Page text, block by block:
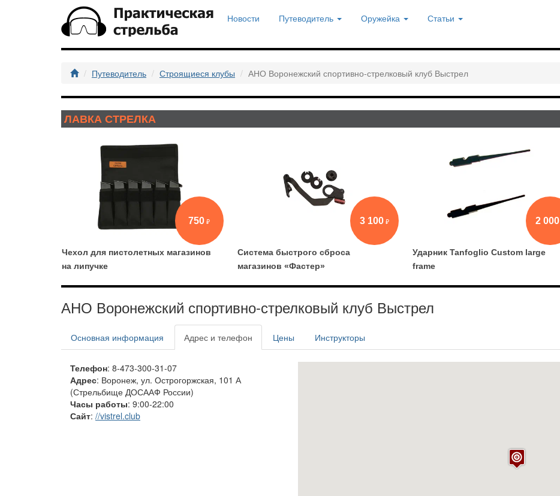
Новости Путеводитель Оружейка Статьи
Путеводитель Строящиеся клубы АНО Воронежский спортивно-стрелковый клуб Выстрел
ЛАВКА СТРЕЛКА
750
Чехол для пистолетных магазинов
на липучке
3 100
Система быстрого сброса
магазинов «Фастер»
2 000
Ударник Tanfoglio Custom large
frame
АНО Воронежский спортивно-стрелковый клуб Выстрел
Основная информация Адрес и телефон Цены Инструкторы
Телефон: 8-473-300-31-07
Адрес: Воронеж, ул. Острогоржская, 101 А
(Стрельбище ДОСААФ России)
Часы работы: 9:00-22:00
Сайт: //vistrel.club